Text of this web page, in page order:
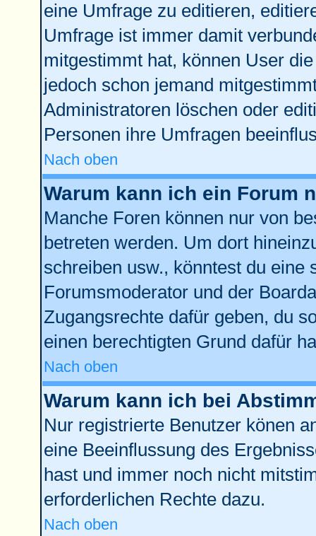
eine Umfrage zu editieren,
Umfrage ist immer damit
mitgestimmt hat, können User
jedoch schon jemand
Administratoren löschen oder
Personen ihre Umfragen
Nach oben
Warum kann ich ein Forum
Manche Foren können nur von
betreten werden. Um dort
schreiben usw., könntest du eine
Forumsmoderator und der
Zugangsrechte dafür geben, du
einen berechtigten Grund dafür
Nach oben
Warum kann ich bei
Nur registrierte Benutzer könen
eine Beeinflussung des
hast und immer noch nicht
erforderlichen Rechte dazu.
Nach oben